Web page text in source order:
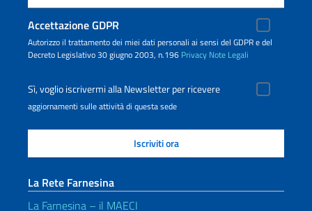
Accettazione GDPR
Autorizzo il trattamento dei miei dati personali ai sensi del GDPR e del
Decreto Legislativo 30 giugno 2003, n.196 Privacy Note Legali
Sì, voglio iscrivermi alla Newsletter per ricevere
aggiornamenti sulle attività di questa sede
La Rete Farnesina
La Farnesina – il MAECI